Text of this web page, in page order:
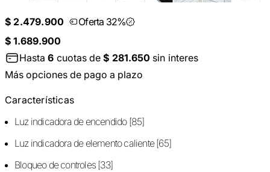
$ 2.479.900
Oferta 32%
$ 1.689.900
Hasta6 cuotas de$ 281.650 sin interes
Más opciones de pago a plazo
Características
Luz indicadora de encendido [85]
Luz indicadora de elemento caliente [65]
Bloqueo de controles [33]